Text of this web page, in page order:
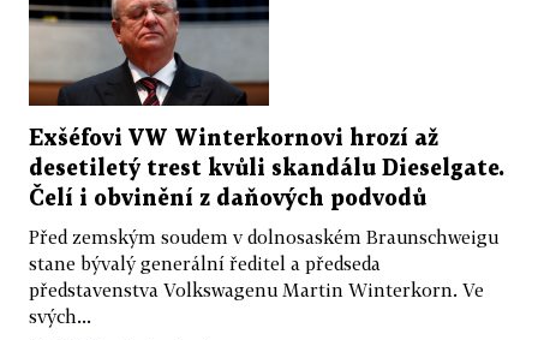
Exšéfovi VW Winterkornovi hrozí až
desetiletý trest kvůli skandálu Dieselgate.
Čelí i obvinění z daňových podvodů
Před zemským soudem v dolnosaském Braunschweigu
stane bývalý generální ředitel a předseda
představenstva Volkswagenu Martin Winterkorn. Ve
svých...